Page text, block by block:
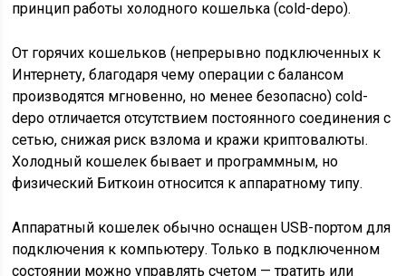
принцип работы холодного кошелька (cold-depo).
От горячих кошельков (непрерывно подключенных к
Интернету, благодаря чему операции с балансом
производятся мгновенно, но менее безопасно) cold-
depo отличается отсутствием постоянного соединения с
сетью, снижая риск взлома и кражи криптовалюты.
Холодный кошелек бывает и программным, но
физический Биткоин относится к аппаратному типу.
Аппаратный кошелек обычно оснащен USB-портом для
подключения к компьютеру. Только в подключенном
состоянии можно управлять счетом — тратить или